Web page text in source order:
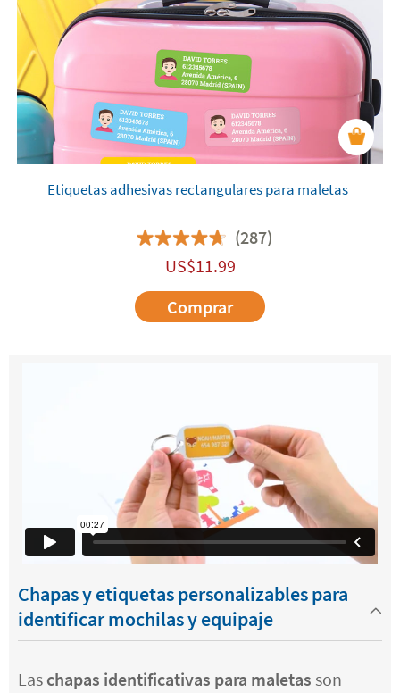
Etiquetas adhesivas rectangulares para maletas
(287)
US$11.99
Comprar
Chapas y etiquetas personalizables para
identificar mochilas y equipaje
Las chapas identificativas para maletas son